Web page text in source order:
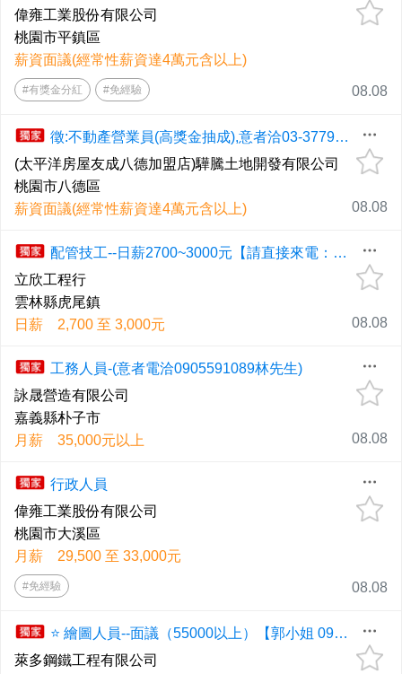
偉雍工業股份有限公司
桃園市平鎮區
薪資面議(經常性薪資達4萬元含以上)
#有獎金分紅 #免經驗 08.08
徵:不動產營業員(高獎金抽成),意者洽03-3779177陳店長
(太平洋房屋友成八德加盟店)驊騰土地開發有限公司
桃園市八德區
薪資面議(經常性薪資達4萬元含以上)
08.08
配管技工--日薪2700~3000元【請直接來電：0987-318800 陳先生】
立欣工程行
雲林縣虎尾鎮
日薪 2,700 至 3,000元
08.08
工務人員-(意者電洽0905591089林先生)
詠晟營造有限公司
嘉義縣朴子市
月薪 35,000元以上
08.08
行政人員
偉雍工業股份有限公司
桃園市大溪區
月薪 29,500 至 33,000元
#免經驗 08.08
⭐ 繪圖人員--面議（55000以上）【郭小姐 0989-084830 , 04-26151979】🌈 [工作地點 : 台中市沙鹿區]
萊多鋼鐵工程有限公司